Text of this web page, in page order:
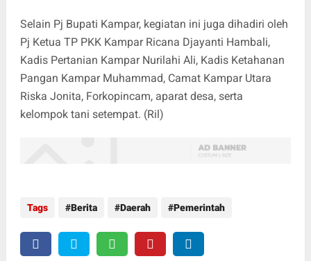
Selain Pj Bupati Kampar, kegiatan ini juga dihadiri oleh
Pj Ketua TP PKK Kampar Ricana Djayanti Hambali,
Kadis Pertanian Kampar Nurilahi Ali, Kadis Ketahanan
Pangan Kampar Muhammad, Camat Kampar Utara
Riska Jonita, Forkopincam, aparat desa, serta
kelompok tani setempat. (Ril)
Tags Berita Daerah Pemerintah